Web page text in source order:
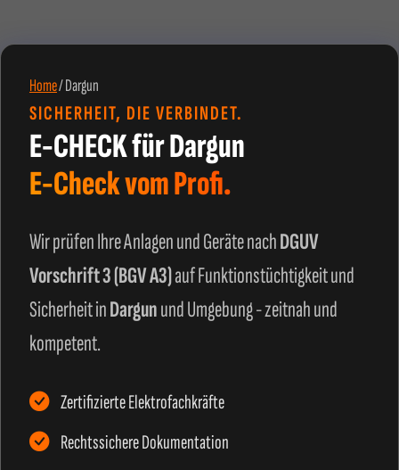
Home/Dargun
SICHERHEIT, DIE VERBINDET.
E-CHECK für Dargun
E-Check vom Profi.
Wir prüfen Ihre Anlagen und Geräte nachDGUV
Vorschrift 3 (BGV A3)auf Funktionstüchtigkeit und
Sicherheit inDargunund Umgebung - zeitnah und
kompetent.
Zertifizierte Elektrofachkräfte
Rechtssichere Dokumentation